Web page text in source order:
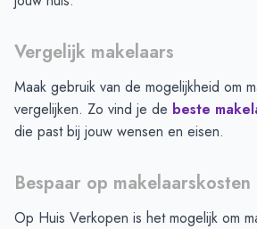
Vergelijk makelaars
Maak gebruik van de mogelijkheid om
vergelijken. Zo vind je de beste
die past bij jouw wensen en eisen.
Bespaar op makelaarskosten
Op Huis Verkopen is het mogelijk om